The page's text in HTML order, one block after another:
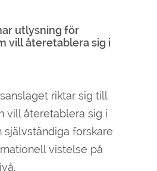
utlysning för
vill återetablera sig i
riktar sig till
vill återetablera sig i
självständiga forskare
vistelse på